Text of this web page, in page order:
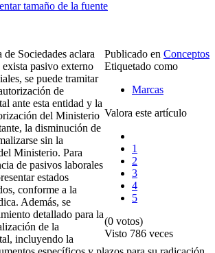
Publicado en Conceptos
Etiquetado como
Marcas
Valora este artículo
1
2
3
4
5
(0 votos)
Visto 786 veces
Sociedades aclara
exista pasivo externo
se puede tramitar
de
ante esta entidad y la
del Ministerio
la disminución de
sin la
Ministerio. Para
de pasivos laborales
estados
conforme a la
Además, se
detallado para la
de la
incluyendo la